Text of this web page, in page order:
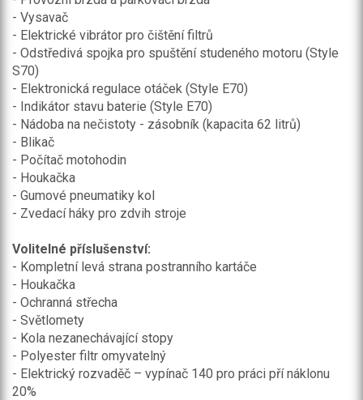
- Vysavač
- Elektrické vibrátor pro čištění filtrů
- Odstředivá spojka pro spuštění studeného motoru (Style
S70)
- Elektronická regulace otáček (Style E70)
- Indikátor stavu baterie (Style E70)
- Nádoba na nečistoty - zásobník (kapacita 62 litrů)
- Blikač
- Počítač motohodin
- Houkačka
- Gumové pneumatiky kol
- Zvedací háky pro zdvih stroje
Volitelné příslušenství:
- Kompletní levá strana postranního kartáče
- Houkačka
- Ochranná střecha
- Světlomety
- Kola nezanechávající stopy
- Polyester filtr omyvatelný
- Elektrický rozvaděč – vypínač 140 pro práci pří náklonu
20%